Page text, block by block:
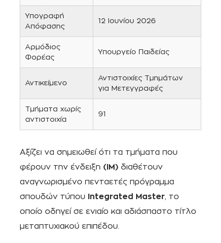
Υπογραφή
Απόφασης
12 Ιουνίου 2026
Αρμόδιος
Φορέας
Υπουργείο Παιδείας
Αντικείμενο
Αντιστοιχίες Τμημάτων
για Μετεγγραφές
Τμήματα χωρίς
αντιστοιχία
91
Αξίζει να σημειωθεί ότι τα τμήματα που
φέρουν την ένδειξη (IM) διαθέτουν
αναγνωρισμένο πενταετές πρόγραμμα
σπουδών τύπου
Integrated Master, το
οποίο οδηγεί σε ενιαίο και αδιάσπαστο τίτλο
μεταπτυχιακού επιπέδου.